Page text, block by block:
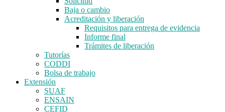
Baja o cambio
Acreditación y liberación
Requisitos para entrega de evidencia
Informe final
Trámites de liberación
Tutorías
CODDI
Bolsa de trabajo
Extensión
SUAF
ENSAIN
CEFID